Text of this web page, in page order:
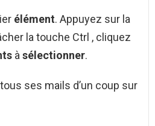
élément. Appuyez sur la
la touche Ctrl , cliquez
à sélectionner.
ses mails d’un coup sur